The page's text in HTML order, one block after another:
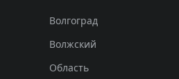
Волгоград
Волжский
Область